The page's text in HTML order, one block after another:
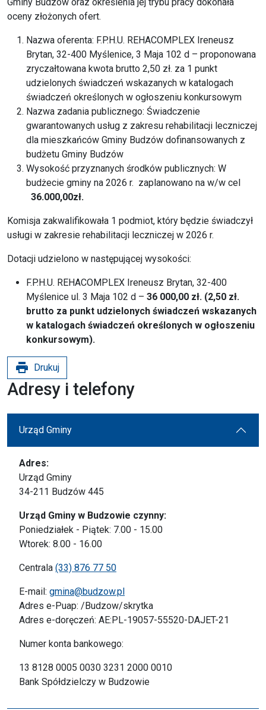
oceny złożonych ofert.
Nazwa oferenta: F.P.H.U. REHACOMPLEX Ireneusz
Brytan, 32-400 Myślenice, 3 Maja 102 d – proponowana
zryczałtowana kwota brutto 2,50 zł. za 1 punkt
udzielonych świadczeń wskazanych w katalogach
świadczeń określonych w ogłoszeniu konkursowym
Nazwa zadania publicznego: Świadczenie
gwarantowanych usług z zakresu rehabilitacji leczniczej
dla mieszkańców Gminy Budzów dofinansowanych z
budżetu Gminy Budzów
Wysokość przyznanych środków publicznych: W
budżecie gminy na 2026 r. zaplanowano na w/w cel
36.000,00zł.
Komisja zakwalifikowała 1 podmiot, który będzie świadczył
usługi w zakresie rehabilitacji leczniczej w 2026 r.
Dotacji udzielono w następującej wysokości:
F.P.H.U. REHACOMPLEX Ireneusz Brytan, 32-400
Myślenice ul. 3 Maja 102 d – 36 000,00 zł. (2,50 zł.
brutto za punkt udzielonych świadczeń wskazanych
w katalogach świadczeń określonych w ogłoszeniu
konkursowym).
print Drukuj
Adresy i telefony
Urząd Gminy
Adres:
Urząd Gminy
34-211 Budzów 445
Urząd Gminy w Budzowie czynny:
Poniedziałek - Piątek: 7.00 - 15.00
Wtorek: 8.00 - 16.00
Centrala (33) 876 77 50
E-mail: gmina@budzow.pl
Adres e-Puap: /Budzow/skrytka
Adres e-doręczeń: AE:PL-19057-55520-DAJET-21
Numer konta bankowego:
13 8128 0005 0030 3231 2000 0010
Bank Spółdzielczy w Budzowie